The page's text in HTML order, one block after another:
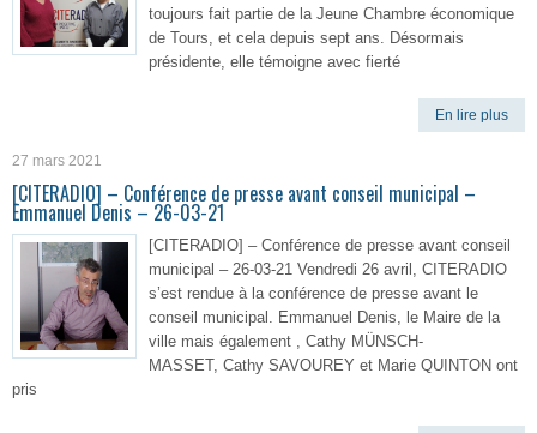
toujours fait partie de la Jeune Chambre économique
de Tours, et cela depuis sept ans. Désormais
présidente, elle témoigne avec fierté
En lire plus
27 mars 2021
[CITERADIO] – Conférence de presse avant conseil municipal –
Emmanuel Denis – 26-03-21
[CITERADIO] – Conférence de presse avant conseil
municipal – 26-03-21 Vendredi 26 avril, CITERADIO
s’est rendue à la conférence de presse avant le
conseil municipal. Emmanuel Denis, le Maire de la
ville mais également , Cathy MÜNSCH-
MASSET, Cathy SAVOUREY et Marie QUINTON ont
pris